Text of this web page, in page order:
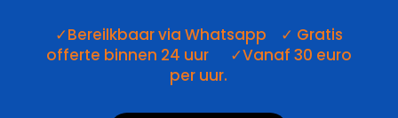
✓Bereilkbaar via Whatsapp ✓ Gratis
offerte binnen 24 uur ✓Vanaf 30 euro
per uur.